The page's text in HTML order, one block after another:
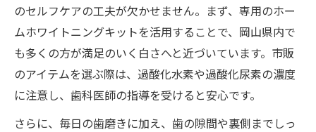
のセルフケアの工夫が欠かせません。まず、専用のホー
ムホワイトニングキットを活用することで、岡山県内で
も多くの方が満足のいく白さへと近づいています。市販
のアイテムを選ぶ際は、過酸化水素や過酸化尿素の濃度
に注意し、歯科医師の指導を受けると安心です。
さらに、毎日の歯磨きに加え、歯の隙間や裏側までしっ